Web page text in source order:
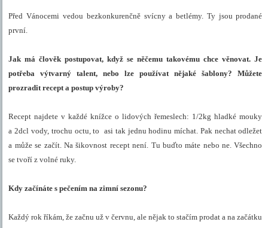
Před Vánocemi vedou bezkonkurenčně svícny a betlémy. Ty jsou prodané
první.
Jak má člověk postupovat, když se něčemu takovému chce věnovat. Je
potřeba výtvarný talent, nebo lze používat nějaké šablony? Můžete
prozradit recept a postup výroby?
Recept najdete v každé knížce o lidových řemeslech: 1/2kg hladké mouky
a 2dcl vody, trochu octu, to asi tak jednu hodinu míchat. Pak nechat odležet
a může se začít. Na šikovnost recept není. Tu buďto máte nebo ne. Všechno
se tvoří z volné ruky.
Kdy začínáte s pečením na zimní sezonu?
Každý rok říkám, že začnu už v červnu, ale nějak to stačím prodat a nazačátku